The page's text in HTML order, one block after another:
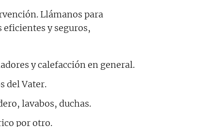
Llámanos para
y seguros,
y calefacción en general.
del Vater.
lavabos, duchas.
por otro.